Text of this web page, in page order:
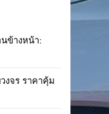
ข้างหน้า:
งจร ราคาคุ้ม